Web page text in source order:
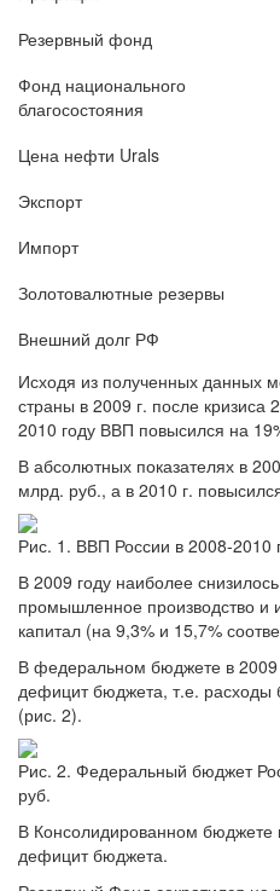
Резервный фонд
Фонд национального
благосостояния
Цена нефти Urals
Экспорт
Импорт
Золотовалютные резервы
Внешний долг РФ
Исходя из полученных данных
страны в 2009 г. после кризиса
2010 году ВВП повысился на
В абсолютных показателях в
млрд. руб., а в 2010 г.
Рис. 1. ВВП России в 2008-2010
В 2009 году наиболее
промышленное производство и
капитал (на 9,3% и 15,7%
В федеральном бюджете в
дефицит бюджета, т.е.
(рис. 2).
Рис. 2. Федеральный бюджет
руб.
В Консолидированном бюджете
дефицит бюджета.